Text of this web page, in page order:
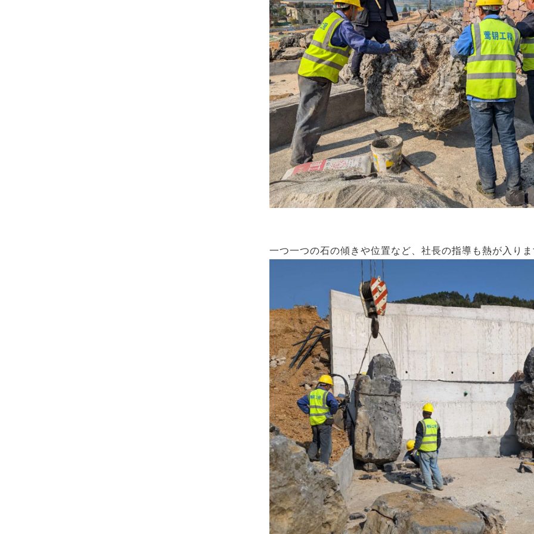
一つ一つの石の傾きや位置など、社長の指導も熱が入り